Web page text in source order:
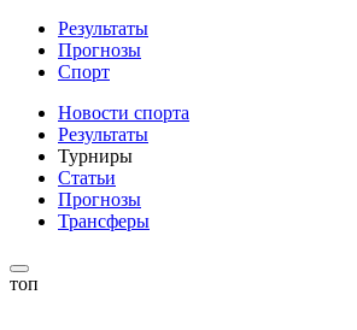
Результаты
Прогнозы
Спорт
Новости спорта
Результаты
Турниры
Статьи
Прогнозы
Трансферы
топ